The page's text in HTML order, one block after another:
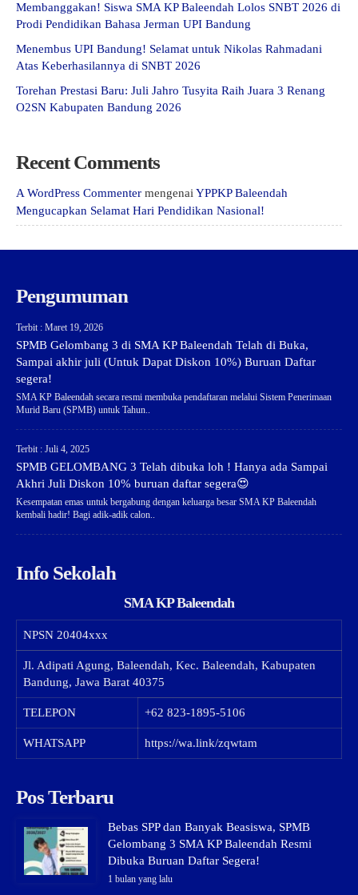
Membanggakan! Siswa SMA KP Baleendah Lolos SNBT 2026 di
Prodi Pendidikan Bahasa Jerman UPI Bandung
Menembus UPI Bandung! Selamat untuk Nikolas Rahmadani
Atas Keberhasilannya di SNBT 2026
Torehan Prestasi Baru: Juli Jahro Tusyita Raih Juara 3 Renang
O2SN Kabupaten Bandung 2026
Recent Comments
A WordPress Commenter mengenai YPPKP Baleendah
Mengucapkan Selamat Hari Pendidikan Nasional!
Pengumuman
Terbit : Maret 19, 2026
SPMB Gelombang 3 di SMA KP Baleendah Telah di Buka,
Sampai akhir juli (Untuk Dapat Diskon 10%) Buruan Daftar
segera!
SMA KP Baleendah secara resmi membuka pendaftaran melalui Sistem Penerimaan
Murid Baru (SPMB) untuk Tahun..
Terbit : Juli 4, 2025
SPMB GELOMBANG 3 Telah dibuka loh ! Hanya ada Sampai
Akhri Juli Diskon 10% buruan daftar segera😍
Kesempatan emas untuk bergabung dengan keluarga besar SMA KP Baleendah
kembali hadir! Bagi adik-adik calon..
Info Sekolah
SMA KP Baleendah
NPSN 20404xxx
Jl. Adipati Agung, Baleendah, Kec. Baleendah, Kabupaten
Bandung, Jawa Barat 40375
TELEPON +62 823-1895-5106
WHATSAPP https://wa.link/zqwtam
Pos Terbaru
Bebas SPP dan Banyak Beasiswa, SPMB
Gelombang 3 SMA KP Baleendah Resmi
Dibuka Buruan Daftar Segera!
1 bulan yang lalu